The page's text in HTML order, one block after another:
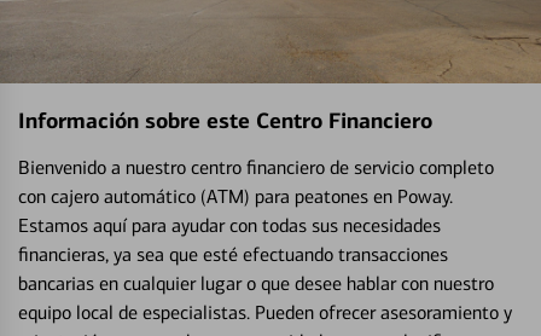
Información sobre este Centro Financiero
Bienvenido a nuestro centro financiero de servicio completo
con cajero automático (ATM) para peatones en Poway.
Estamos aquí para ayudar con todas sus necesidades
financieras, ya sea que esté efectuando transacciones
bancarias en cualquier lugar o que desee hablar con nuestro
equipo local de especialistas. Pueden ofrecer asesoramiento y